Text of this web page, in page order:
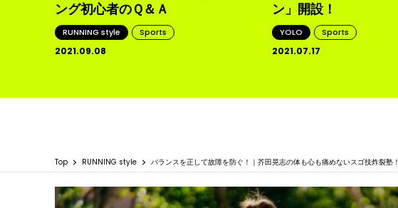
ング初心者のＱ＆Ａ
RUNNING style Sports
2021.09.08
ン」開設！
YOLO Sports
2021.07.17
Top RUNNING style バランスを正して故障を防ぐ！｜芥田晃志の体も心も痛めないスゴ技炸裂塾！